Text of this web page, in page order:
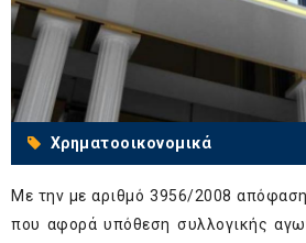
Χρηματοοικονομικά
Με την με αριθμό 3956/2008
που αφορά υπόθεση συλλογικής